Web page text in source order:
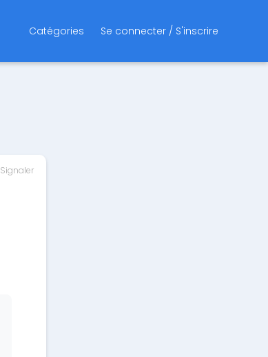
Catégories Se connecter / S'inscrire
Signaler